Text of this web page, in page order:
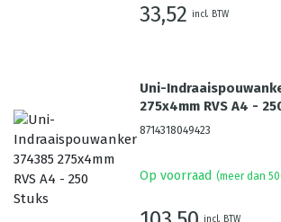
33,52 incl. BTW
Uni-
275x4mm RVS A4 -
8714318049423
Op voorraad (meer dan
incl. BTW